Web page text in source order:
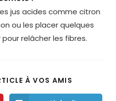
jus acides comme citron
ou les placer quelques
relâcher les fibres.
À VOS AMIS